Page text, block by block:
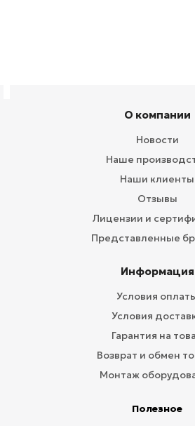
О компании
Новости
Наше
Наши клиенты
Отзывы
Лицензии и
Представленные
Информация
Условия
Условия
Гарантия на
Возврат и обмен
Монтаж
Полезное